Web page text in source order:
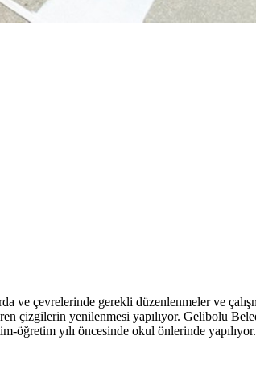
ve çevrelerinde gerekli düzenlenmeler ve
çizgilerin yenilenmesi yapılıyor. Gelibolu
öğretim yılı öncesinde okul önlerinde yapılıyor.